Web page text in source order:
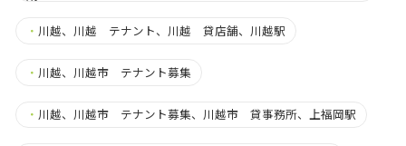
・ 川越、川越 テナント、川越 貸店舗、川越駅
・ 川越、川越市 テナント募集
・ 川越、川越市 テナント募集、川越市 貸事務所、上福岡駅